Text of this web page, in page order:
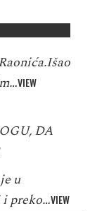
VIEW
DA
u
preko…VIEW